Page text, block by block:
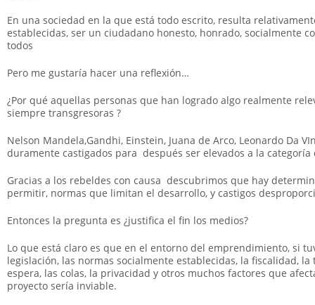
En una sociedad en la que está todo escrito, resulta
establecidas, ser un ciudadano honesto, honrado, socialmente
todos
Pero me gustaría hacer una reflexión…
¿Por qué aquellas personas que han logrado algo realmente
siempre transgresoras ?
Nelson Mandela,Gandhi, Einstein, Juana de Arco, Leonardo Da
duramente castigados para después ser elevados a la categoría
Gracias a los rebeldes con causa descubrimos que hay
permitir, normas que limitan el desarrollo, y castigos
Entonces la pregunta es ¿justifica el fin los medios?
Lo que está claro es que en el entorno del emprendimiento, si
legislación, las normas socialmente establecidas, la fiscalidad,
espera, las colas, la privacidad y otros muchos factores que
proyecto sería inviable.